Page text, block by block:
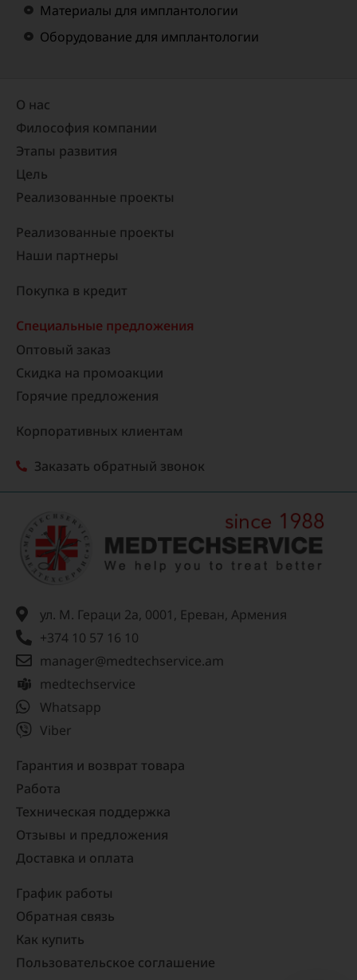
Материалы для имплантологии
Оборудование для имплантологии
О нас
Философия компании
Этапы развития
Цель
Реализованные проекты​
Реализованные проекты
Наши партнеры
Покупка в кредит
Специальные предложения
Оптовый заказ
Скидка на промоакции
Горячие предложения
Корпоративных клиентам
Заказать обратный звонок
ул. М. Гераци 2а, 0001, Ереван, Армения
+374 10 57 16 10
manager@medtechservice.am
medtechservice
Whatsapp
Viber
Гарантия и возврат товара
Работа
Техническая поддержка
Отзывы и предложения
Доставка и оплата
График работы
Обратная связь
Как купить
Пользовательское соглашение